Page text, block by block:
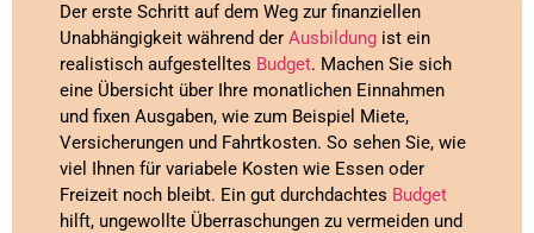
Der erste Schritt auf dem Weg zur finanziellen
Unabhängigkeit während der Ausbildung ist ein
realistisch aufgestelltes Budget. Machen Sie sich
eine Übersicht über Ihre monatlichen Einnahmen
und fixen Ausgaben, wie zum Beispiel Miete,
Versicherungen und Fahrtkosten. So sehen Sie, wie
viel Ihnen für variabele Kosten wie Essen oder
Freizeit noch bleibt. Ein gut durchdachtes Budget
hilft, ungewollte Überraschungen zu vermeiden und